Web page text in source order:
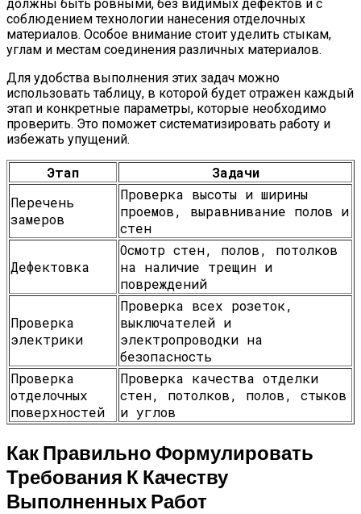
должны быть ровными, без видимых дефектов и с
соблюдением технологии нанесения отделочных
материалов. Особое внимание стоит уделить стыкам,
углам и местам соединения различных материалов.
Для удобства выполнения этих задач можно
использовать таблицу, в которой будет отражен каждый
этап и конкретные параметры, которые необходимо
проверить. Это поможет систематизировать работу и
избежать упущений.
Этап
Задачи
Перечень
замеров
Проверка высоты и ширины
проемов, выравнивание полов и
стен
Дефектовка
Осмотр стен, полов, потолков
на наличие трещин и
повреждений
Проверка
электрики
Проверка всех розеток,
выключателей и
электропроводки на
безопасность
Проверка
отделочных
поверхностей
Проверка качества отделки
стен, потолков, полов, стыков
и углов
Как Правильно Формулировать
Требования К Качеству
Выполненных Работ